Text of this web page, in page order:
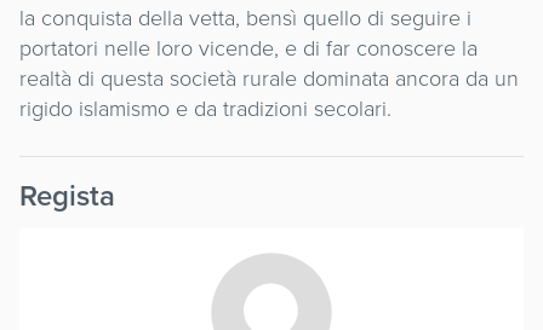
la conquista della vetta, bensì quello di seguire i
portatori nelle loro vicende, e di far conoscere la
realtà di questa società rurale dominata ancora da un
rigido islamismo e da tradizioni secolari.
Regista